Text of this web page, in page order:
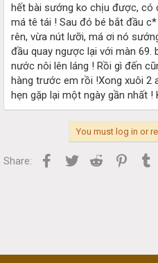
hết bài sướng ko chịu được, có
má tê tái ! Sau đó bé bắt đầu
rên, vừa nút lưỡi, má ơi nó
đầu quay ngược lại với màn
nước nôi lên láng ! Rồi gì đến
hàng trước em rồi !Xong xuôi 2
hẹn gặp lại một ngày gần nhất !
You must log in or
Share: Facebook
Twitter Reddit